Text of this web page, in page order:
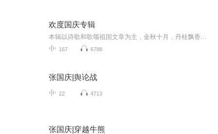
欢度国庆专辑
167 6788
张国庆|舆论战
22 4713
张国庆|穿越牛熊